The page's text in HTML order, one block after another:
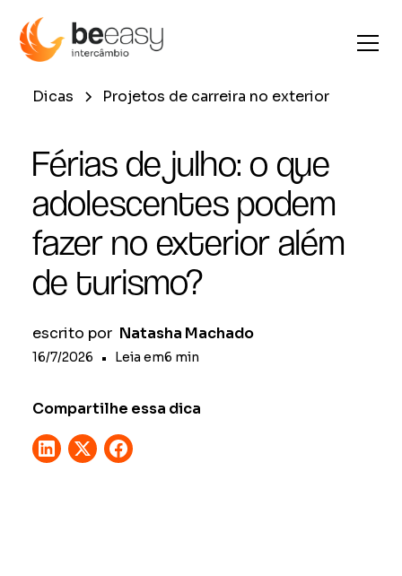
Dicas Projetos de carreira no exterior
Férias de julho: o que
adolescentes podem
fazer no exterior além
de turismo?
escrito por Natasha Machado
16/7/2026 • Leia em6 min
Compartilhe essa dica